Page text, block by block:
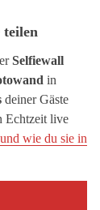
teilen
Selfiewall
in
deiner Gäste
Echtzeit live
wie du sie in